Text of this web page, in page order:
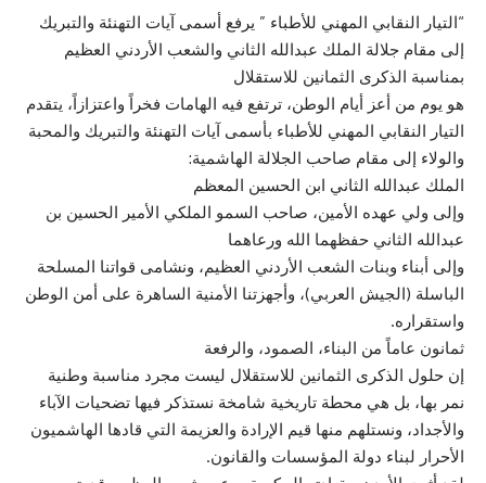
“التيار النقابي المهني للأطباء ” يرفع أسمى آيات التهنئة والتبريك
إلى مقام جلالة الملك عبدالله الثاني والشعب الأردني العظيم
بمناسبة الذكرى الثمانين للاستقلال
هو يوم من أعز أيام الوطن، ترتفع فيه الهامات فخراً واعتزازاً، يتقدم
التيار النقابي المهني للأطباء بأسمى آيات التهنئة والتبريك والمحبة
والولاء إلى مقام صاحب الجلالة الهاشمية:
الملك عبدالله الثاني ابن الحسين المعظم
وإلى ولي عهده الأمين، صاحب السمو الملكي الأمير الحسين بن
عبدالله الثاني حفظهما الله ورعاهما
وإلى أبناء وبنات الشعب الأردني العظيم، ونشامى قواتنا المسلحة
الباسلة (الجيش العربي)، وأجهزتنا الأمنية الساهرة على أمن الوطن
واستقراره.
ثمانون عاماً من البناء، الصمود، والرفعة
إن حلول الذكرى الثمانين للاستقلال ليست مجرد مناسبة وطنية
نمر بها، بل هي محطة تاريخية شامخة نستذكر فيها تضحيات الآباء
والأجداد، ونستلهم منها قيم الإرادة والعزيمة التي قادها الهاشميون
الأحرار لبناء دولة المؤسسات والقانون.